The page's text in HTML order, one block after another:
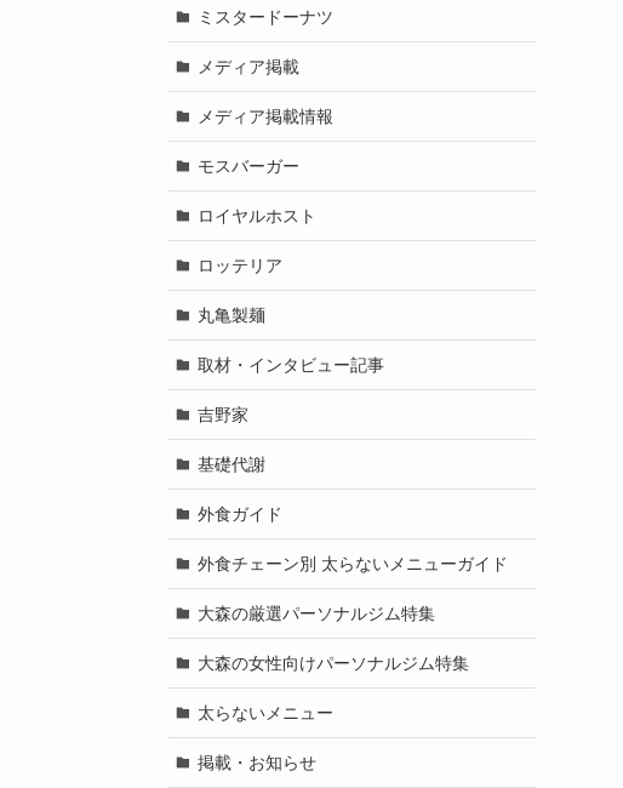
ミスタードーナツ
メディア掲載
メディア掲載情報
モスバーガー
ロイヤルホスト
ロッテリア
丸亀製麺
取材・インタビュー記事
吉野家
基礎代謝
外食ガイド
外食チェーン別 太らないメニューガイド
大森の厳選パーソナルジム特集
大森の女性向けパーソナルジム特集
太らないメニュー
掲載・お知らせ